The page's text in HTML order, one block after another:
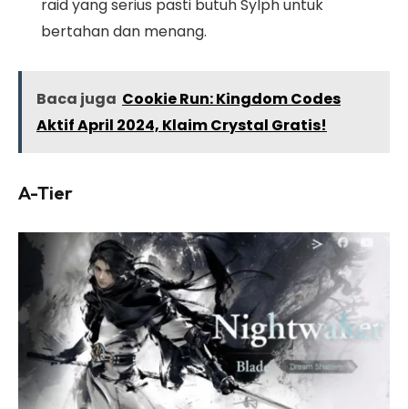
raid yang serius pasti butuh Sylph untuk
bertahan dan menang.
Baca juga Cookie Run: Kingdom Codes
Aktif April 2024, Klaim Crystal Gratis!
A-Tier